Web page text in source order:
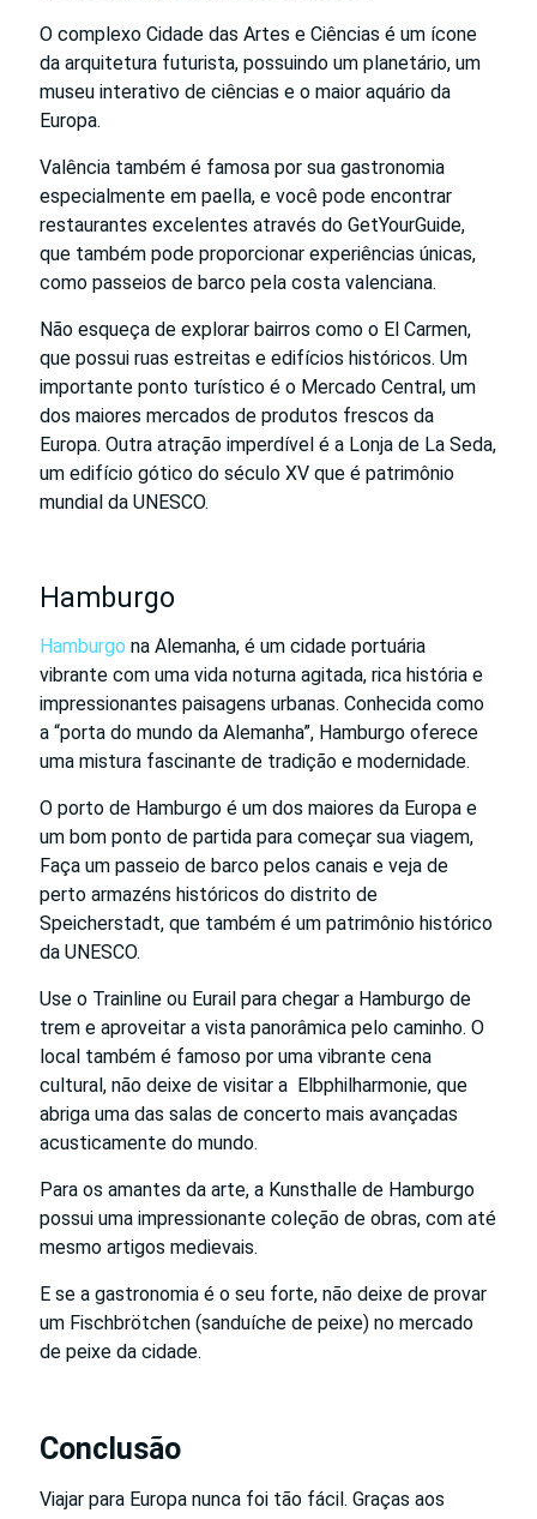
O complexo Cidade das Artes e Ciências é um ícone
da arquitetura futurista, possuindo um planetário, um
museu interativo de ciências e o maior aquário da
Europa.
Valência também é famosa por sua gastronomia
especialmente em paella, e você pode encontrar
restaurantes excelentes através do GetYourGuide,
que também pode proporcionar experiências únicas,
como passeios de barco pela costa valenciana.
Não esqueça de explorar bairros como o El Carmen,
que possui ruas estreitas e edifícios históricos. Um
importante ponto turístico é o Mercado Central, um
dos maiores mercados de produtos frescos da
Europa. Outra atração imperdível é a Lonja de La Seda,
um edifício gótico do século XV que é patrimônio
mundial da UNESCO.
Hamburgo
Hamburgo na Alemanha, é um cidade portuária
vibrante com uma vida noturna agitada, rica história e
impressionantes paisagens urbanas. Conhecida como
a “porta do mundo da Alemanha”, Hamburgo oferece
uma mistura fascinante de tradição e modernidade.
O porto de Hamburgo é um dos maiores da Europa e
um bom ponto de partida para começar sua viagem,
Faça um passeio de barco pelos canais e veja de
perto armazéns históricos do distrito de
Speicherstadt, que também é um patrimônio histórico
da UNESCO.
Use o Trainline ou Eurail para chegar a Hamburgo de
trem e aproveitar a vista panorâmica pelo caminho. O
local também é famoso por uma vibrante cena
cultural, não deixe de visitar a Elbphilharmonie, que
abriga uma das salas de concerto mais avançadas
acusticamente do mundo.
Para os amantes da arte, a Kunsthalle de Hamburgo
possui uma impressionante coleção de obras, com até
mesmo artigos medievais.
E se a gastronomia é o seu forte, não deixe de provar
um Fischbrötchen (sanduíche de peixe) no mercado
de peixe da cidade.
Conclusão
Viajar para Europa nunca foi tão fácil. Graças aos